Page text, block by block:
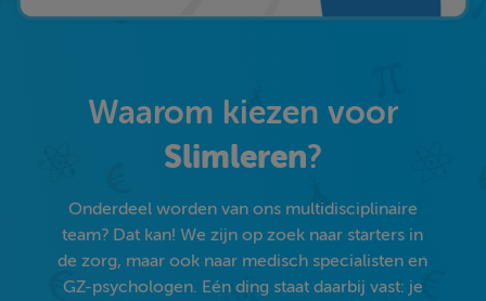
Waarom kiezen voor
Slimleren?
Onderdeel worden van ons multidisciplinaire
team? Dat kan! We zijn op zoek naar starters in
de zorg, maar ook naar medisch specialisten en
GZ-psychologen. Eén ding staat daarbij vast: je